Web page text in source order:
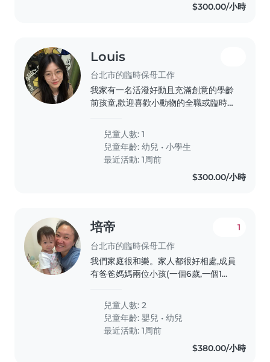
$300.00/小時
Louis
台北市的臨時保母工作
我家有一名活潑好動且充滿創意的學齡
前孩童,歡迎喜歡小動物的全職或臨時保
迎與我聯絡!我家有一名活潑好動且充
滿創意的學齡前孩童,歡迎喜歡小動物的
全職或臨時保母到府照顧。若您會說中
文或英文,都歡迎與我聯絡!我家有一名
活潑好動且充滿創意的學齡前孩童,歡迎
學齡前孩童,歡迎喜歡小動物的全職或臨
時保母到府照顧。若您會說中文或英文,
都歡迎與我聯絡!我家有一名活潑好動
且充滿創意的學齡前孩童,歡迎喜歡小動
物的全職或臨時保母到府照顧。若您會
兒童人數: 1
兒童年齡:幼兒 •小學生
最近活動: 1周前
$300.00/小時
培帝
台北市的臨時保母工作
1
我們家庭很和樂。家人都很好相處,成員
有爸爸媽媽兩位小孩(一個6歲,一個1歲)
需要找的褓母要有耐性細心,謹慎小心
兒童人數: 2
兒童年齡:嬰兒 •幼兒
最近活動: 1周前
$380.00/小時